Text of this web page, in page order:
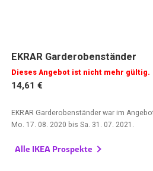
EKRAR Garderobenständer
Dieses Angebot ist nicht mehr gültig.
14,61 €
EKRAR Garderobenständer war im
Mo. 17. 08. 2020 bisSa. 31. 07. 2021
Alle IKEA Prospekte